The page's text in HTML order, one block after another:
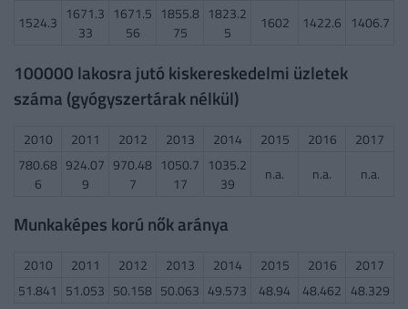
1524.3 1671.3
33
1671.5
56
1855.8
75
1823.2
5
1602 1422.6 1406.7
100000 lakosra jutó kiskereskedelmi üzletek
száma (gyógyszertárak nélkül)
2010 2011 2012 2013 2014 2015 2016
2017
780.68
6
924.07
9
970.48
7
1050.7
17
1035.2
39
n.a. n.a. n.a.
Munkaképes korú nők aránya
2010 2011 2012 2013 2014 2015 2016
2017
51.841 51.053 50.158 50.063 49.573 48.94 48.462 48.329